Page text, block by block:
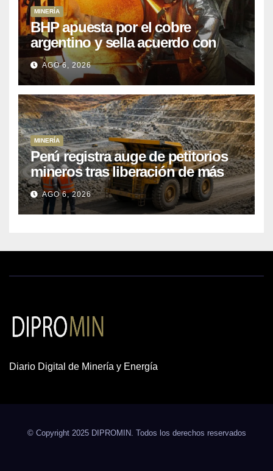
MINERÍA
BHP apuesta por el cobre
argentino y sella acuerdo con
Kobrea para siete proyecto
AGO 6, 2026
MINERÍA
Perú registra auge de petitorios
mineros tras liberación de más
de mil concesiones para explorar
cobre y oro
AGO 6, 2026
Diario Digital de Minería y Energía
© Copyright 2025 DIPROMIN. Todos los derechos reservados